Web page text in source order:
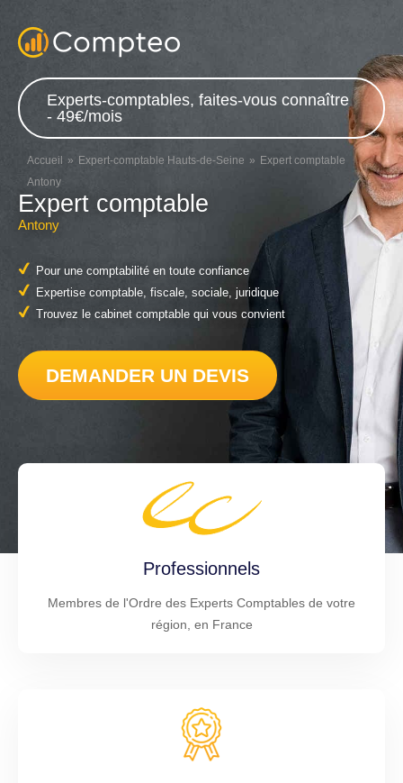
Experts-comptables, faites-vous connaître
- 49€/mois
Accueil Expert-comptable Hauts-de-Seine
Expert comptable
Antony
Expert comptable
Antony
Pour une comptabilité en toute confiance
Expertise comptable, fiscale, sociale, juridique
Trouvez le cabinet comptable qui vous convient
DEMANDER UN DEVIS
Professionnels
Membres de l'Ordre des Experts Comptables de votre
région, en France